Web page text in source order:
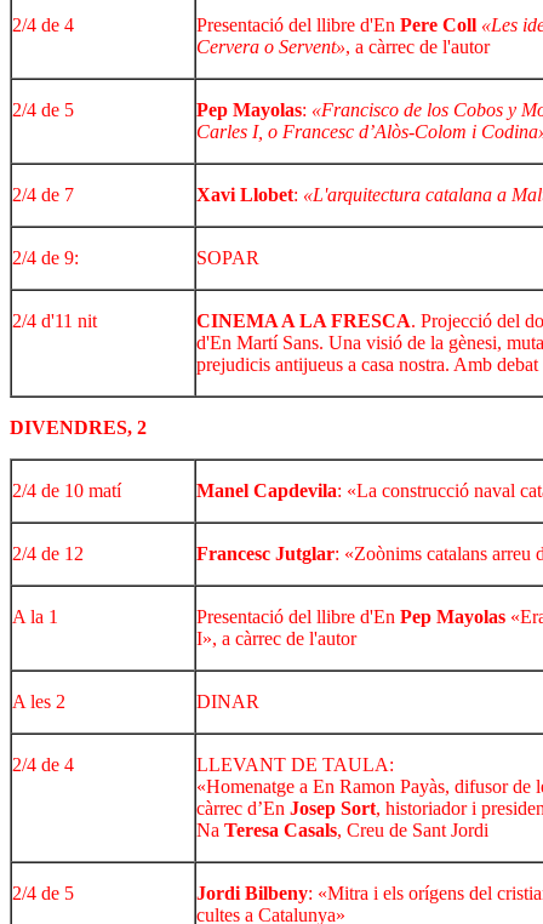
2/4 de 4 Presentació del llibre d'En Pere Coll «Les
Cervera o Servent», a càrrec de l'autor
2/4 de 5 Pep Mayolas: «Francisco de los Cobos y
Carles I, o Francesc d’Alòs-Colom i
2/4 de 7 Xavi Llobet: «L'arquitectura catalana a
2/4 de 9: SOPAR
2/4 d'11 nit CINEMA A LA FRESCA. Projecció del
d'En Martí Sans. Una visió de la gènesi,
prejudicis antijueus a casa nostra. Amb
DIVENDRES, 2
2/4 de 10 matí Manel Capdevila: «La construcció naval
2/4 de 12 Francesc Jutglar: «Zoònims catalans arreu
A la 1 Presentació del llibre d'En Pep Mayolas
I», a càrrec de l'autor
A les 2 DINAR
2/4 de 4
LLEVANT DE TAULA:
«Homenatge a En Ramon Payàs, difusor de
càrrec d’En Josep Sort, historiador i
Na Teresa Casals, Creu de Sant Jordi
2/4 de 5 Jordi Bilbeny: «Mitra i els orígens del
cultes a Catalunya»